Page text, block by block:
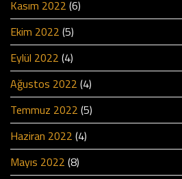
Kasım 2022 (6)
Ekim 2022 (5)
Eylül 2022 (4)
Ağustos 2022 (4)
Temmuz 2022 (5)
Haziran 2022 (4)
Mayıs 2022 (8)